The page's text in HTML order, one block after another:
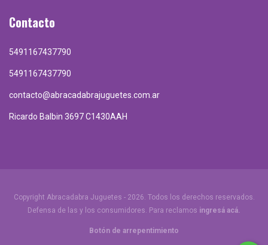
Contacto
5491167437790
5491167437790
contacto@abracadabrajuguetes.com.ar
Ricardo Balbin 3697 C1430AAH
Copyright Abracadabra Juguetes - 2026. Todos los derechos reservados.
Defensa de las y los consumidores. Para reclamos ingresá acá.
Botón de arrepentimiento